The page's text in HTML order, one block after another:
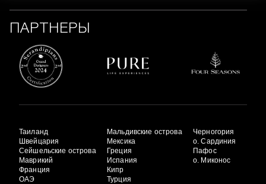
ПАРТНЕРЫ
Таиланд
Швейцария
Сейшельские острова
Маврикий
Франция
ОАЭ
Мальдивские острова
Мексика
Греция
Испания
Кипр
Турция
Черногория
о. Сардиния
Пафос
о. Миконос